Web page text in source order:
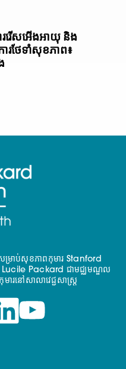
រើសអើងអាយុ និង
រថែទាំសុខភាព៖
សម្រាប់សុខភាពកុមារ Stanford
Lucile Packard ជាមជ្ឈមណ្ឌល
រនៅសាលាវេជ្ជសាស្ត្រ